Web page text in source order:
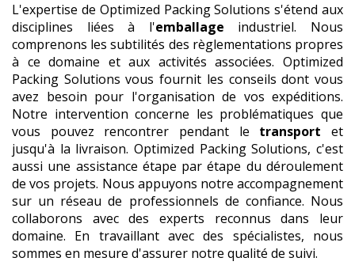
L'expertise de Optimized Packing Solutions s'étend aux
disciplines liées à l'emballage industriel. Nous
comprenons les subtilités des règlementations propres
à ce domaine et aux activités associées. Optimized
Packing Solutions vous fournit les conseils dont vous
avez besoin pour l'organisation de vos expéditions.
Notre intervention concerne les problématiques que
vous pouvez rencontrer pendant le transport et
jusqu'à la livraison. Optimized Packing Solutions, c'est
aussi une assistance étape par étape du déroulement
de vos projets. Nous appuyons notre accompagnement
sur un réseau de professionnels de confiance. Nous
collaborons avec des experts reconnus dans leur
domaine. En travaillant avec des spécialistes, nous
sommes en mesure d'assurer notre qualité de suivi.